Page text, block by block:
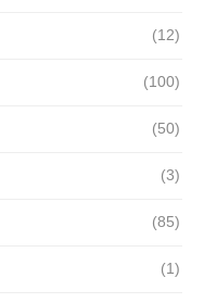
(12)
(100)
(50)
(3)
(85)
(1)